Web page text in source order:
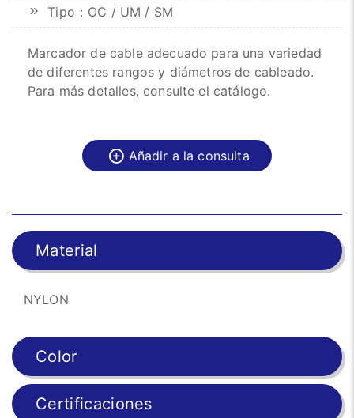
Tipo：OC / UM / SM
Marcador de cable adecuado para una variedad
de diferentes rangos y diámetros de cableado.
Para más detalles, consulte el catálogo.
Añadir a la consulta
Material
NYLON
Color
Certificaciones